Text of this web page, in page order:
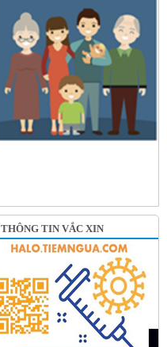
THÔNG TIN VẮC XIN